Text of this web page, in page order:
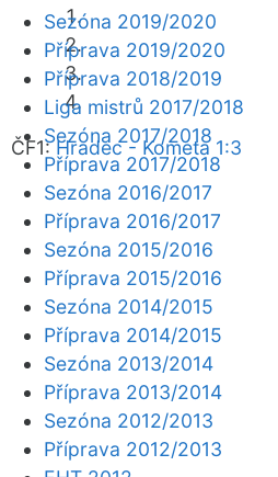
ČF1:Hradec - Kometa 1:3
Sezóna 2019/2020
Příprava 2019/2020
Příprava 2018/2019
Liga mistrů 2017/2018
Sezóna 2017/2018
Příprava 2017/2018
Sezóna 2016/2017
Příprava 2016/2017
Sezóna 2015/2016
Příprava 2015/2016
Sezóna 2014/2015
Příprava 2014/2015
Sezóna 2013/2014
Příprava 2013/2014
Sezóna 2012/2013
Příprava 2012/2013